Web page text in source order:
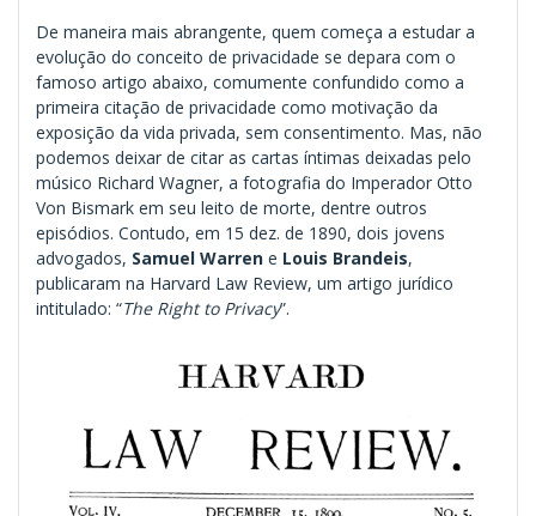
De maneira mais abrangente, quem começa a estudar a
evolução do conceito de privacidade se depara com o
famoso artigo abaixo, comumente confundido como a
primeira citação de privacidade como motivação da
exposição da vida privada, sem consentimento. Mas, não
podemos deixar de citar as cartas íntimas deixadas pelo
músico Richard Wagner, a fotografia do Imperador Otto
Von Bismark em seu leito de morte, dentre outros
episódios. Contudo, em 15 dez. de 1890, dois jovens
advogados, Samuel Warren e Louis Brandeis,
publicaram na Harvard Law Review, um artigo jurídico
intitulado: “The Right to Privacy”.